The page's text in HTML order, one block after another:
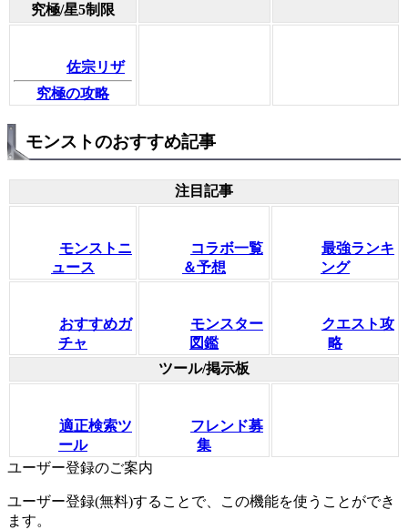
究極/星5制限
佐宗リザ
究極の攻略
モンストのおすすめ記事
注目記事
モンストニ
ュース
コラボ一覧
＆予想
最強ランキ
ング
おすすめガ
チャ
モンスター
図鑑
クエスト攻
略
ツール/掲示板
適正検索ツ
ール
フレンド募
集
ユーザー登録のご案内
ユーザー登録(無料)することで、この機能を使うことができ
ます。